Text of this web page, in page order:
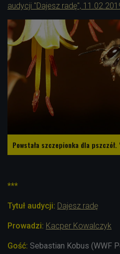
audycji "Dajesz radę",
Powstała szczepionka dla
***
Tytuł audycji: Dajesz radę
Prowadzi: Kacper Kowalczyk
Gość: Sebastian Kobus (WWF